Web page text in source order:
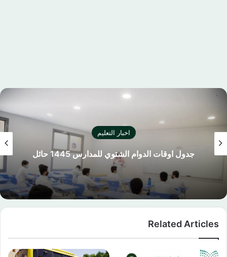
اخبار التعليم
جدول اوقات الدوام الشتوي للمدارس 1445 حائل
Related Articles